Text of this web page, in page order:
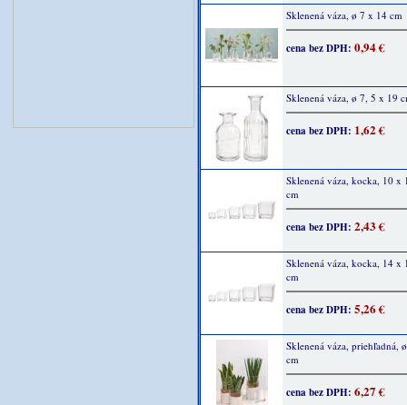
Sklenená váza, ø 7 x 14 cm
cena bez DPH: 0,94 €
Sklenená váza, ø 7, 5 x 19
cena bez DPH: 1,62 €
Sklenená váza, kocka, 10 x
cm
cena bez DPH: 2,43 €
Sklenená váza, kocka, 14 x
cm
cena bez DPH: 5,26 €
Sklenená váza, priehľadná,
cm
cena bez DPH: 6,27 €